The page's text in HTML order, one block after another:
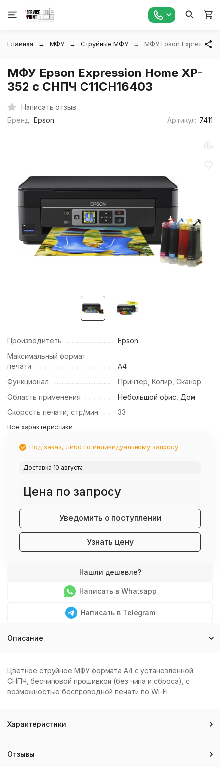
Главная МФУ Струйные МФУ МФУ Epson Expression
МФУ Epson Expression Home XP-
352 с СНПЧ C11CH16403
Написать отзыв
Бренд: Epson Артикул: 7411
Производитель
Epson
Максимальный формат
печати
А4
Функционал
Принтер, Копир, Сканер
Область применения
Небольшой офис Дом
Скорость печати, стр/мин
33
Все характеристики
Под заказ, либо по индивидуальному запросу
Доставка 10 августа
Цена по запросу
Уведомить о поступлении
Узнать цену
Написать в Whatsapp
Написать в Telegram
Описание
Цветное струйное МФУ формата А4 c установленной
СНПЧ, бесчиповой прошивкой (без чипа и сброса), с
возможностью беспроводной печати по Wi-Fi
Характеристики
Отзывы